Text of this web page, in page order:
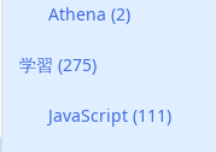
Athena(2)
学習 (275)
JavaScript(111)